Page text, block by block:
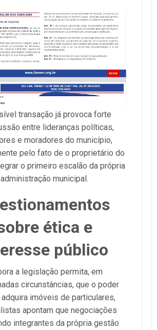
transação já provoca forte
entre lideranças políticas,
e moradores do município,
pelo fato de o proprietário do
o primeiro escalão da própria
administração municipal.
ética e
público
a legislação permita, em
circunstâncias, que o poder
imóveis de particulares,
apontam que negociações
integrantes da própria gestão